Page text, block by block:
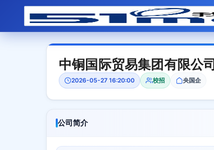
中铜国际贸易集团有限公司
2026-05-27 16:20:00 校招 央国企
公司简介